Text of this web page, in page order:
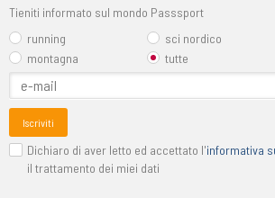
Tieniti informato sul mondo Passsport
running
sci nordico
montagna
tutte
Iscriviti
Dichiaro di aver letto ed accettato l'informativa
il trattamento dei miei dati